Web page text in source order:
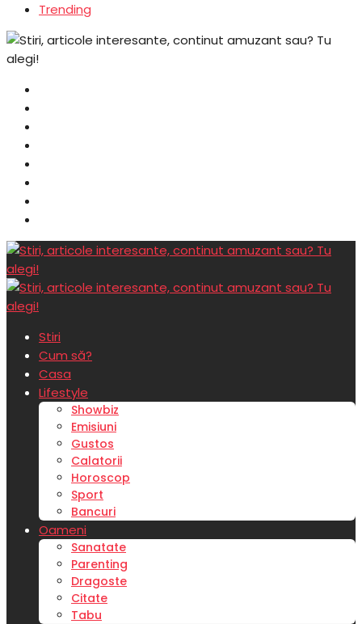
Trending
Stiri
Cum să?
Casa
Lifestyle
Showbiz
Emisiuni
Gustos
Calatorii
Horoscop
Sport
Bancuri
Oameni
Sanatate
Parenting
Dragoste
Citate
Tabu